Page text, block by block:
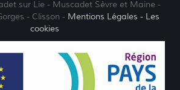
sur Lie - Muscadet Sèvre et Maine -
- Clisson - Mentions Légales - Les
cookies